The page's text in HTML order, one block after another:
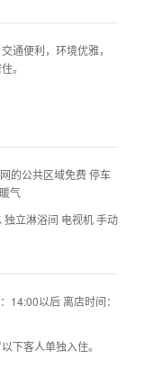
便利，环境优雅，
。
的公共区域免费 停车
气
独立淋浴间 电视机 手动
14:00以后 离店时间：
下客人单独入住。